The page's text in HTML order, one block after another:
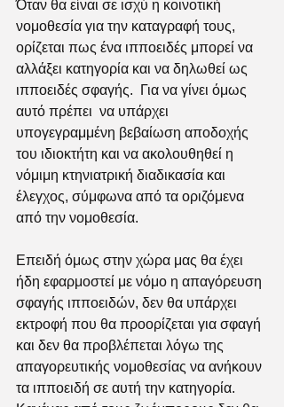
Όταν θα είναι σε ισχύ η κοινοτική
νομοθεσία για την καταγραφή τους,
ορίζεται πως ένα ιπποειδές μπορεί να
αλλάξει κατηγορία και να δηλωθεί ως
ιπποειδές σφαγής.  Για να γίνει όμως
αυτό πρέπει  να υπάρχει
υπογεγραμμένη βεβαίωση αποδοχής
του ιδιοκτήτη και να ακολουθηθεί η
νόμιμη κτηνιατρική διαδικασία και
έλεγχος, σύμφωνα από τα οριζόμενα
από την νομοθεσία.
Επειδή όμως στην χώρα μας θα έχει
ήδη εφαρμοστεί με νόμο η απαγόρευση
σφαγής ιπποειδών, δεν θα υπάρχει
εκτροφή που θα προορίζεται για σφαγή
και δεν θα προβλέπεται λόγω της
απαγορευτικής νομοθεσίας να ανήκουν
τα ιπποειδή σε αυτή την κατηγορία.